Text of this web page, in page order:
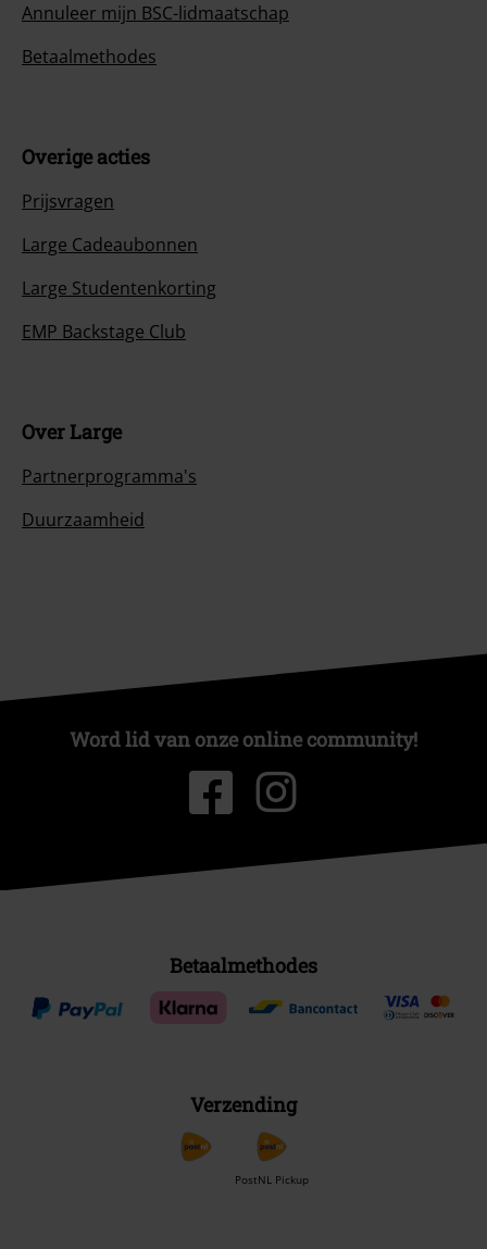
Annuleer mijn BSC-lidmaatschap
Betaalmethodes
Overige acties
Prijsvragen
Large Cadeaubonnen
Large Studentenkorting
EMP Backstage Club
Over Large
Partnerprogramma's
Duurzaamheid
Word lid van onze online community!
Betaalmethodes
Verzending
PostNL Pickup